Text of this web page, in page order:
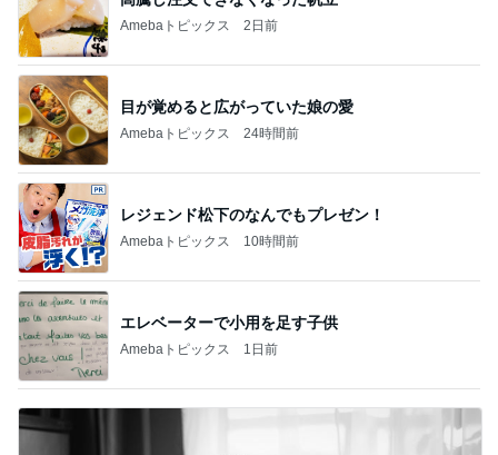
Amebaトピックス 2日前
目が覚めると広がっていた娘の愛
Amebaトピックス 24時間前
レジェンド松下のなんでもプレゼン！
Amebaトピックス 10時間前
エレベーターで小用を足す子供
Amebaトピックス 1日前